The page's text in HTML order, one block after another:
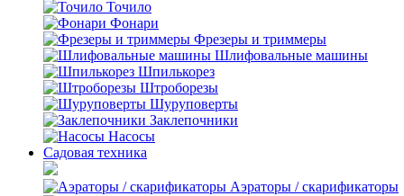
Точило
Фонари
Фрезеры и триммеры
Шлифовальные машины
Шпилькорез
Штроборезы
Шуруповерты
Заклепочники
Насосы
Садовая техника
Аэраторы / скарификаторы